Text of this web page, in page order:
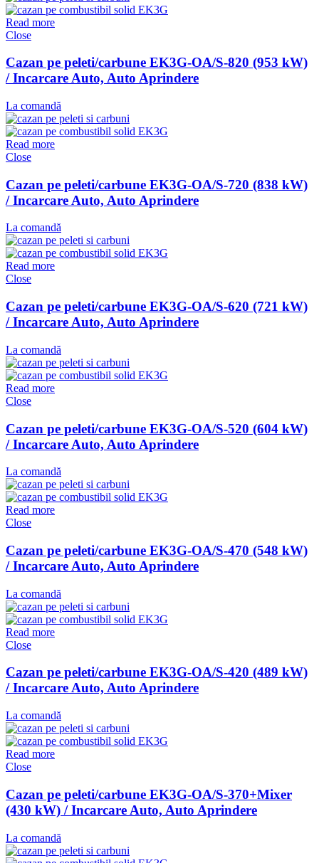
Read more
Close
Cazan pe peleti/carbune EK3G-OA/S-820 (953 kW)
/ Incarcare Auto, Auto Aprindere
La comandă
Read more
Close
Cazan pe peleti/carbune EK3G-OA/S-720 (838 kW)
/ Incarcare Auto, Auto Aprindere
La comandă
Read more
Close
Cazan pe peleti/carbune EK3G-OA/S-620 (721 kW)
/ Incarcare Auto, Auto Aprindere
La comandă
Read more
Close
Cazan pe peleti/carbune EK3G-OA/S-520 (604 kW)
/ Incarcare Auto, Auto Aprindere
La comandă
Read more
Close
Cazan pe peleti/carbune EK3G-OA/S-470 (548 kW)
/ Incarcare Auto, Auto Aprindere
La comandă
Read more
Close
Cazan pe peleti/carbune EK3G-OA/S-420 (489 kW)
/ Incarcare Auto, Auto Aprindere
La comandă
Read more
Close
Cazan pe peleti/carbune EK3G-OA/S-370+Mixer
(430 kW) / Incarcare Auto, Auto Aprindere
La comandă